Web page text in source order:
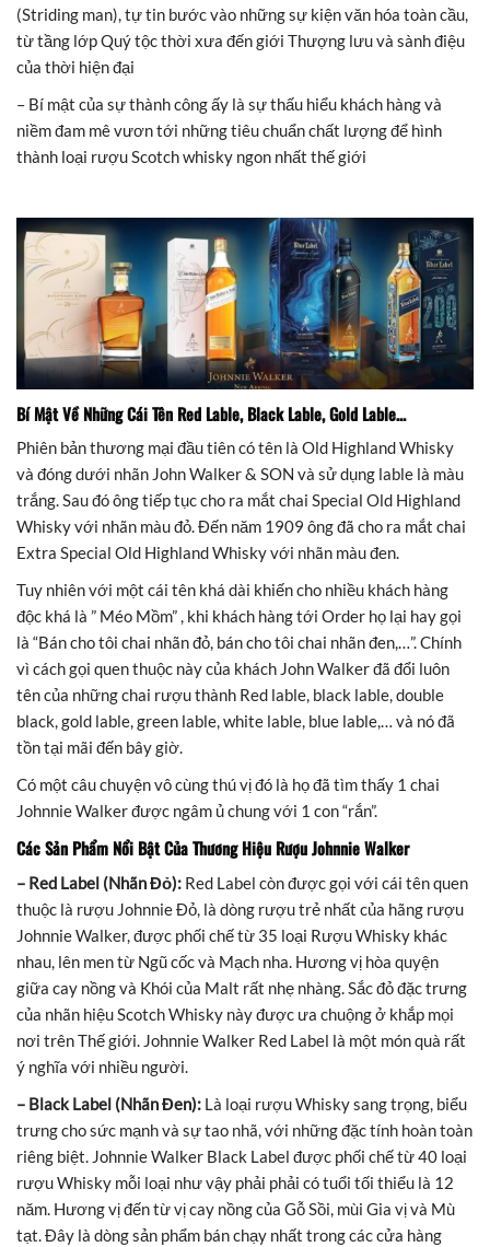
(Striding man), tự tin bước vào những sự kiện văn hóa toàn cầu,
từ tầng lớp Quý tộc thời xưa đến giới Thượng lưu và sành điệu
của thời hiện đại
– Bí mật của sự thành công ấy là sự thấu hiểu khách hàng và
niềm đam mê vươn tới những tiêu chuẩn chất lượng để hình
thành loại rượu Scotch whisky ngon nhất thế giới
Bí Mật Về Những Cái Tên Red Lable, Black Lable, Gold Lable…
Phiên bản thương mại đầu tiên có tên là Old Highland Whisky
và đóng dưới nhãn John Walker & SON và sử dụng lable là màu
trắng. Sau đó ông tiếp tục cho ra mắt chai Special Old Highland
Whisky với nhãn màu đỏ. Đến năm 1909 ông đã cho ra mắt chai
Extra Special Old Highland Whisky với nhãn màu đen.
Tuy nhiên với một cái tên khá dài khiến cho nhiều khách hàng
độc khá là ” Méo Mồm” , khi khách hàng tới Order họ lại hay gọi
là “Bán cho tôi chai nhãn đỏ, bán cho tôi chai nhãn đen,…”. Chính
vì cách gọi quen thuộc này của khách John Walker đã đổi luôn
tên của những chai rượu thành Red lable, black lable, double
black, gold lable, green lable, white lable, blue lable,… và nó đã
tồn tại mãi đến bây giờ.
Có một câu chuyện vô cùng thú vị đó là họ đã tìm thấy 1 chai
Johnnie Walker được ngâm ủ chung với 1 con “rắn”.
Các Sản Phẩm Nổi Bật Của Thương Hiệu Rượu Johnnie Walker
– Red Label (Nhãn Đỏ): Red Label còn được gọi với cái tên quen
thuộc là rượu Johnnie Đỏ, là dòng rượu trẻ nhất của hãng rượu
Johnnie Walker, được phối chế từ 35 loại Rượu Whisky khác
nhau, lên men từ Ngũ cốc và Mạch nha. Hương vị hòa quyện
giữa cay nồng và Khói của Malt rất nhẹ nhàng. Sắc đỏ đặc trưng
của nhãn hiệu Scotch Whisky này được ưa chuộng ở khắp mọi
nơi trên Thế giới. Johnnie Walker Red Label là một món quà rất
ý nghĩa với nhiều người.
– Black Label (Nhãn Đen): Là loại rượu Whisky sang trọng, biểu
trưng cho sức mạnh và sự tao nhã, với những đặc tính hoàn toàn
riêng biệt. Johnnie Walker Black Label được phối chế từ 40 loại
rượu Whisky mỗi loại như vậy phải phải có tuổi tối thiểu là 12
năm. Hương vị đến từ vị cay nồng của Gỗ Sồi, mùi Gia vị và Mù
tạt. Đây là dòng sản phẩm bán chạy nhất trong các cửa hàng